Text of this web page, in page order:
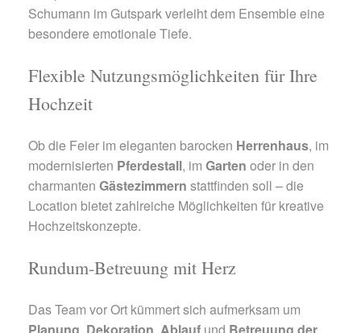
Schumann im Gutspark verleiht dem Ensemble eine
besondere emotionale Tiefe.
Flexible Nutzungsmöglichkeiten für Ihre
Hochzeit
Ob die Feier im eleganten barocken Herrenhaus, im
modernisierten Pferdestall, im Garten oder in den
charmanten Gästezimmern stattfinden soll – die
Location bietet zahlreiche Möglichkeiten für kreative
Hochzeitskonzepte.
Rundum-Betreuung mit Herz
Das Team vor Ort kümmert sich aufmerksam um